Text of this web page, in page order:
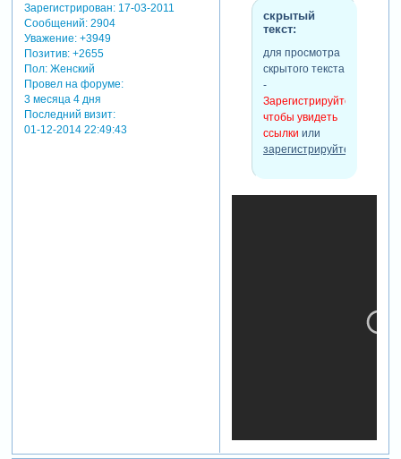
Зарегистрирован: 17-03-2011
Сообщений:2904
Уважение: +3949
Позитив: +2655
Пол:Женский
Провел на форуме:
3 месяца 4 дня
Последний визит:
01-12-2014 22:49:43
скрытый
текст:
для просмотра
скрытого текста
-
Зарегистрируйтесь,
чтобы увидеть
ссылки или
зарегистрируйтесь